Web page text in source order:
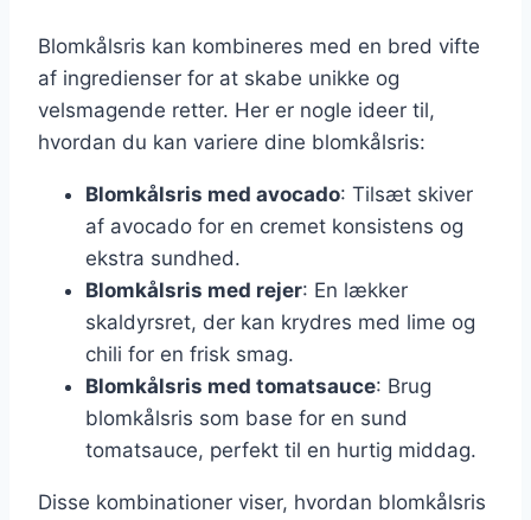
Blomkålsris kan kombineres med en bred vifte
af ingredienser for at skabe unikke og
velsmagende retter. Her er nogle ideer til,
hvordan du kan variere dine blomkålsris:
Blomkålsris med avocado: Tilsæt skiver
af avocado for en cremet konsistens og
ekstra sundhed.
Blomkålsris med rejer: En lækker
skaldyrsret, der kan krydres med lime og
chili for en frisk smag.
Blomkålsris med tomatsauce: Brug
blomkålsris som base for en sund
tomatsauce, perfekt til en hurtig middag.
Disse kombinationer viser, hvordan blomkålsris